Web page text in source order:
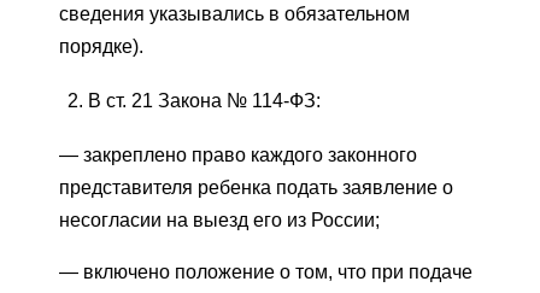
сведения указывались в обязательном
порядке).
В ст. 21 Закона № 114-ФЗ:
— закреплено право каждого законного
представителя ребенка подать заявление о
несогласии на выезд его из России;
— включено положение о том, что при подаче